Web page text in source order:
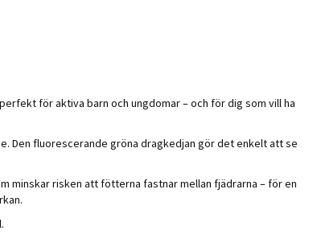
för aktiva barn och ungdomar – och för dig som vill ha
Den fluorescerande gröna dragkedjan gör det enkelt att se
minskar risken att fötterna fastnar mellan fjädrarna – för en